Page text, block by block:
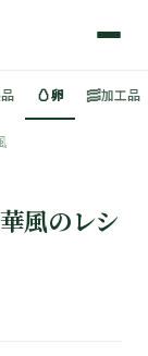
🥚卵 🥓加工品
風のレシ